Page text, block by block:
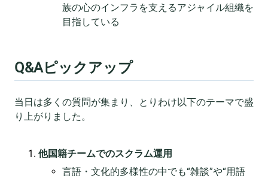
族の心のインフラを支えるアジャイル組織を
目指している
Q&Aピックアップ
当日は多くの質問が集まり、とりわけ以下のテーマで盛
り上がりました。
他国籍チームでのスクラム運用
言語・文化的多様性の中でも“雑談”や“用語